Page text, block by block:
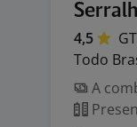
4,5
Todo
A